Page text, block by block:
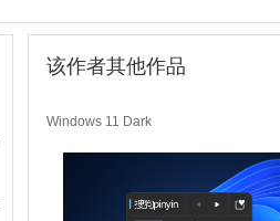
该作者其他作品
Windows 11 Dark